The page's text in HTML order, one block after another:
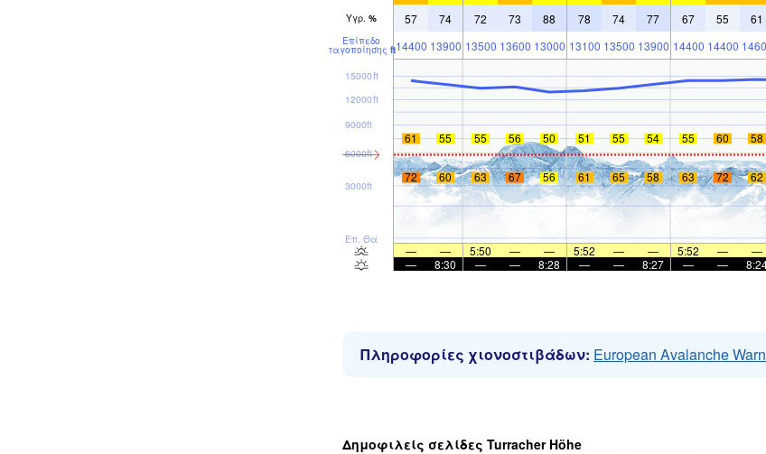
Υγρ. % 57 74 72 73 88 78 74 77 67 55 61
Επίπεδο
παγοποίησης ft14400 13900 13500 13600 13000 13100 13500 13900 14400 14400
Επ. Θάλ
3000ft
6000ft
9000ft
12000ft
15000ft
61 55 55 56 50 51 55 54 55 60 58
72 60 63 67 56 61 65 58 63 72 62
— — 5:50 — — 5:52 — — 5:52 — —
—
8:30 — — 8:28 — — 8:27 — —
Πληροφορίες χιονοστιβάδων: European Avalanche
Δημοφιλείς σελίδες Turracher Höhe